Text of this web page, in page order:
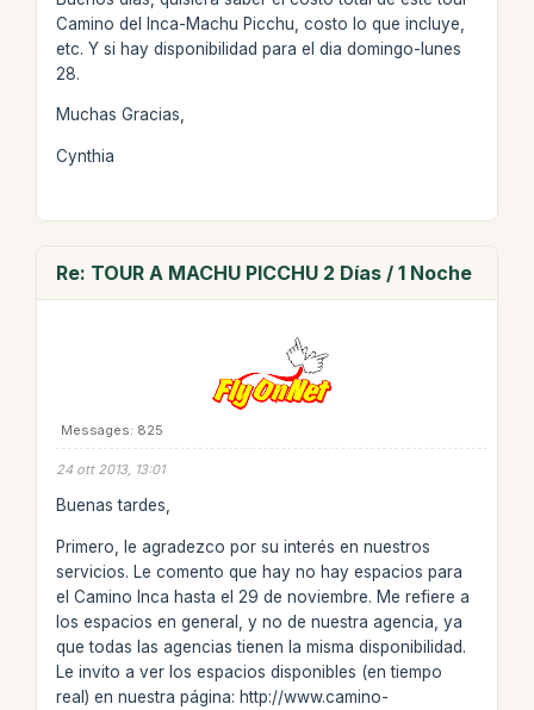
Camino del Inca-Machu Picchu, costo lo que incluye,
etc. Y si hay disponibilidad para el dia domingo-lunes
28.
Muchas Gracias,
Cynthia
Re: TOUR A MACHU PICCHU 2 Días / 1 Noche
Messages: 825
24 ott 2013, 13:01
Buenas tardes,
Primero, le agradezco por su interés en nuestros
servicios. Le comento que hay no hay espacios para
el Camino Inca hasta el 29 de noviembre. Me refiere a
los espacios en general, y no de nuestra agencia, ya
que todas las agencias tienen la misma disponibilidad.
Le invito a ver los espacios disponibles (en tiempo
real) en nuestra página: http://www.camino-